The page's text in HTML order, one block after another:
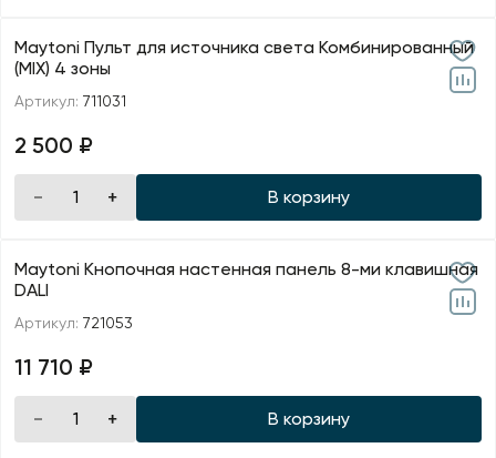
Maytoni Пульт для источника света Комбинированный
(MIX) 4 зоны
Артикул: 711031
2 500 ₽
В корзину
Maytoni Кнопочная настенная панель 8-ми клавишная
DALI
Артикул: 721053
11 710 ₽
В корзину